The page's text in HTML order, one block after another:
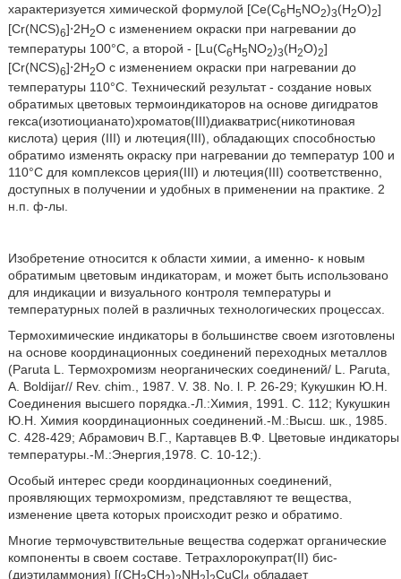
характеризуется химической формулой [Се(C6H5NO2)3(H2O)2]
[Cr(NCS)6]⋅2Н2O с изменением окраски при нагревании до
температуры 100°С, а второй - [Lu(C6H5NO2)3(H2O)2]
[Cr(NCS)6]⋅2Н2O с изменением окраски при нагревании до
температуры 110°С. Технический результат - создание новых
обратимых цветовых термоиндикаторов на основе дигидратов
гекса(изотиоцианато)хроматов(III)диакватрис(никотиновая
кислота) церия (III) и лютеция(III), обладающих способностью
обратимо изменять окраску при нагревании до температур 100 и
110°С для комплексов церия(III) и лютеция(III) соответственно,
доступных в получении и удобных в применении на практике. 2
н.п. ф-лы.
Изобретение относится к области химии, а именно- к новым
обратимым цветовым индикаторам, и может быть использовано
для индикации и визуального контроля температуры и
температурных полей в различных технологических процессах.
Термохимические индикаторы в большинстве своем изготовлены
на основе координационных соединений переходных металлов
(Paruta L. Термохромизм неорганических соединений/ L. Paruta,
A. Boldijar// Rev. chim., 1987. V. 38. No. l. P. 26-29; Кукушкин Ю.Н.
Соединения высшего порядка.-Л.:Химия, 1991. С. 112; Кукушкин
Ю.Н. Химия координационных соединений.-М.:Высш. шк., 1985.
С. 428-429; Абрамович В.Г., Картавцев В.Ф. Цветовые индикаторы
температуры.-М.:Энергия,1978. С. 10-12;).
Особый интерес среди координационных соединений,
проявляющих термохромизм, представляют те вещества,
изменение цвета которых происходит резко и обратимо.
Многие термочувствительные вещества содержат органические
компоненты в своем составе. Тетрахлорокупрат(II) бис-
(диэтиламмония) [(СН СН ) NH ] CuCl
обладает